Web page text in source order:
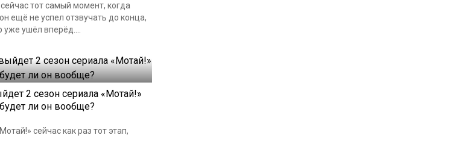
тот самый момент, когда
ещё не успел отзвучать до конца,
уже ушёл вперёд....
2 сезон сериала «Мотай!»
ли он вообще?
сейчас как раз тот этап,